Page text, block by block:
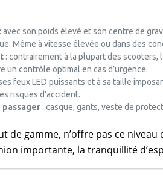
: avec son poids élevé et son centre de
Même à vitesse élevée ou dans des
: contrairement à la plupart des scooters,
un contrôle optimal en cas d’urgence.
feux LED puissants et à sa taille
risques d’accident.
passager: casque, gants, veste de
de gamme, n’offre pas ce
importante, la tranquillité